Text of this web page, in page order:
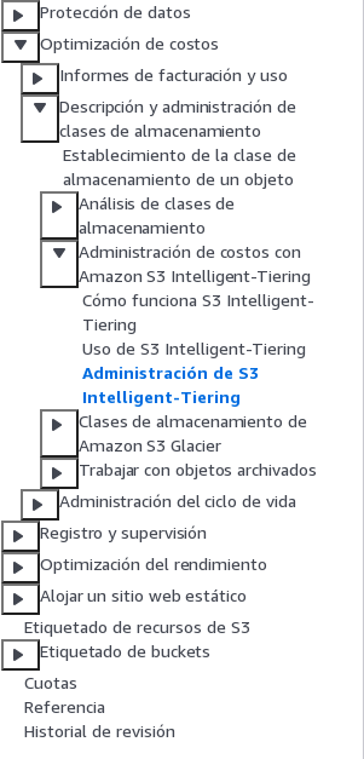
Protección de datos
Optimización de costos
Informes de facturación y uso
Descripción y administración de
clases de almacenamiento
Establecimiento de la clase de
almacenamiento de un objeto
Análisis de clases de
almacenamiento
Administración de costos con
Amazon S3 Intelligent-Tiering
Cómo funciona S3 Intelligent-
Tiering
Uso de S3 Intelligent-Tiering
Administración de S3
Intelligent-Tiering
Clases de almacenamiento de
Amazon S3 Glacier
Trabajar con objetos archivados
Administración del ciclo de vida
Registro y supervisión
Optimización del rendimiento
Alojar un sitio web estático
Etiquetado de recursos de S3
Etiquetado de buckets
Cuotas
Referencia
Historial de revisión